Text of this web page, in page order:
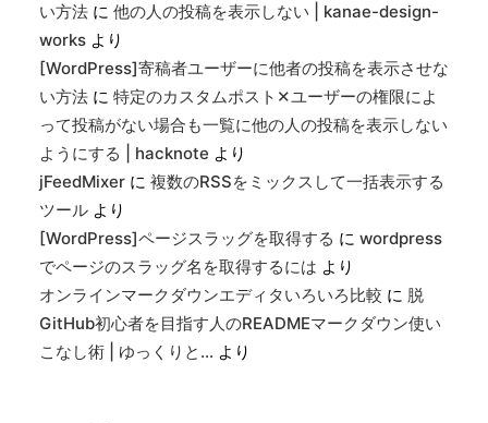
い方法 に 他の人の投稿を表示しない | kanae-design-
works より
[WordPress]寄稿者ユーザーに他者の投稿を表示させな
い方法 に 特定のカスタムポスト✕ユーザーの権限によ
って投稿がない場合も一覧に他の人の投稿を表示しない
ようにする | hacknote より
jFeedMixer に 複数のRSSをミックスして一括表示する
ツール より
[WordPress]ページスラッグを取得する に wordpress
でページのスラッグ名を取得するには より
オンラインマークダウンエディタいろいろ比較 に 脱
GitHub初心者を目指す人のREADMEマークダウン使い
こなし術 | ゆっくりと… より